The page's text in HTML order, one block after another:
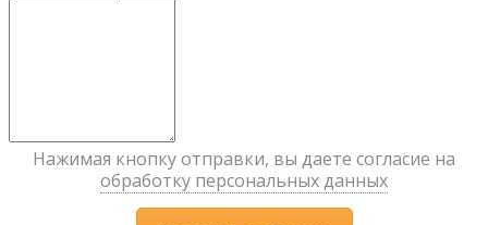
Нажимая кнопку отправки, вы даете согласие на
обработку персональных данных